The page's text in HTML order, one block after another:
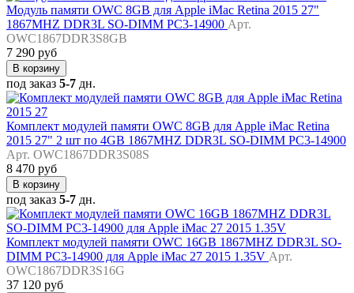
Модуль памяти OWC 8GB для Apple iMac Retina 2015 27"
1867MHZ DDR3L SO-DIMM PC3-14900 Арт.
OWC1867DDR3S8GB
7 290 руб
В корзину
под заказ 5-7 дн.
Комплект модулей памяти OWC 8GB для Apple iMac Retina
2015 27" 2 шт по 4GB 1867MHZ DDR3L SO-DIMM PC3-14900
Арт. OWC1867DDR3S08S
8 470 руб
В корзину
под заказ 5-7 дн.
Комплект модулей памяти OWC 16GB 1867MHZ DDR3L SO-
DIMM PC3-14900 для Apple iMac 27 2015 1.35V Арт.
OWC1867DDR3S16G
37 120 руб